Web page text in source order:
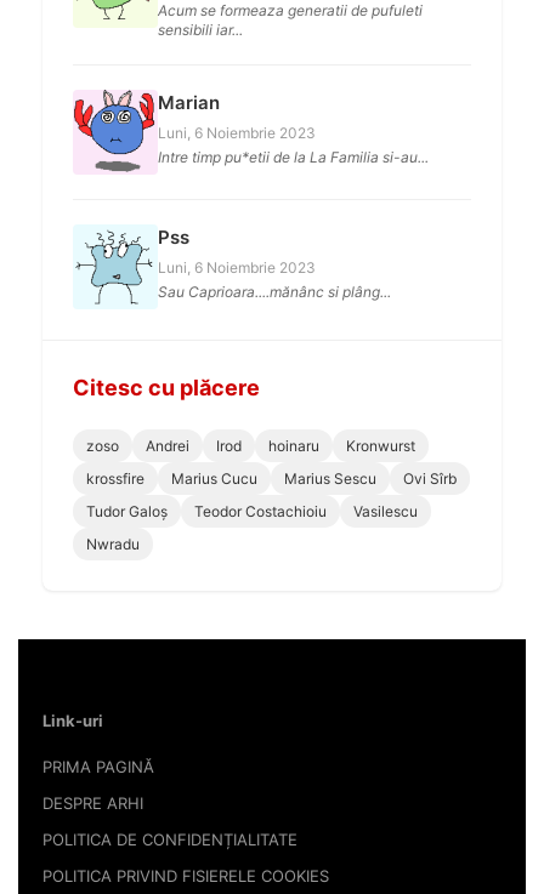
Acum se formeaza generatii de pufuleti
sensibili iar...
Marian
Luni, 6 Noiembrie 2023
Intre timp pu*etii de la La Familia si-au...
Pss
Luni, 6 Noiembrie 2023
Sau Caprioara....mănânc si plâng...
Citesc cu plăcere
zoso Andrei Irod hoinaru
Kronwurst
krossfire
Marius Cucu Marius Sescu
Ovi Sîrb
Tudor Galoș
Teodor Costachioiu
Vasilescu
Nwradu
Link-uri
PRIMA PAGINĂ
DESPRE ARHI
POLITICA DE CONFIDENȚIALITATE
POLITICA PRIVIND FISIERELE COOKIES